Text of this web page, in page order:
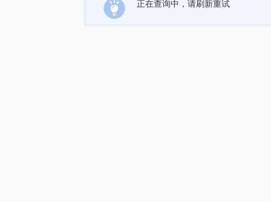
正在查询中，请刷新重试